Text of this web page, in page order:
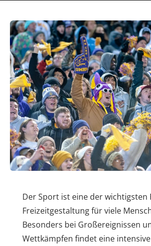
Der Sport ist eine der wichtigsten
Freizeitgestaltung für viele
Besonders bei Großereignissen
Wettkämpfen findet eine